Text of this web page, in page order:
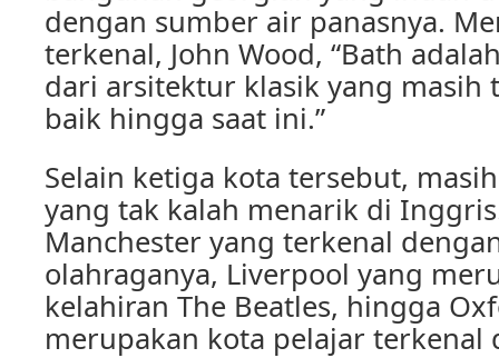
dengan sumber air panasnya.
terkenal, John Wood, “Bath
dari arsitektur klasik yang masih
baik hingga saat ini.”
Selain ketiga kota tersebut,
yang tak kalah menarik di
Manchester yang terkenal
olahraganya, Liverpool yang
kelahiran The Beatles, hingga
merupakan kota pelajar terkenal